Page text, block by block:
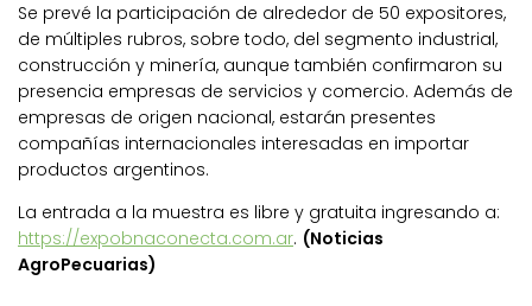
Se prevé la participación de alrededor de 50 expositores,
de múltiples rubros, sobre todo, del segmento industrial,
construcción y minería, aunque también confirmaron su
presencia empresas de servicios y comercio. Además de
empresas de origen nacional, estarán presentes
compañías internacionales interesadas en importar
productos argentinos.
La entrada a la muestra es libre y gratuita ingresando a:
https://expobnaconecta.com.ar. (Noticias
AgroPecuarias)